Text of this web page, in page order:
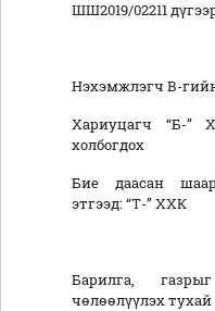
ШШ2019/02211
Нэхэмжлэгч В-
Хариуцагч “Б-”
холбогдох
Бие даасан
этгээд: “Т-” ХХК
Барилга,
чөлөөлүүлэх